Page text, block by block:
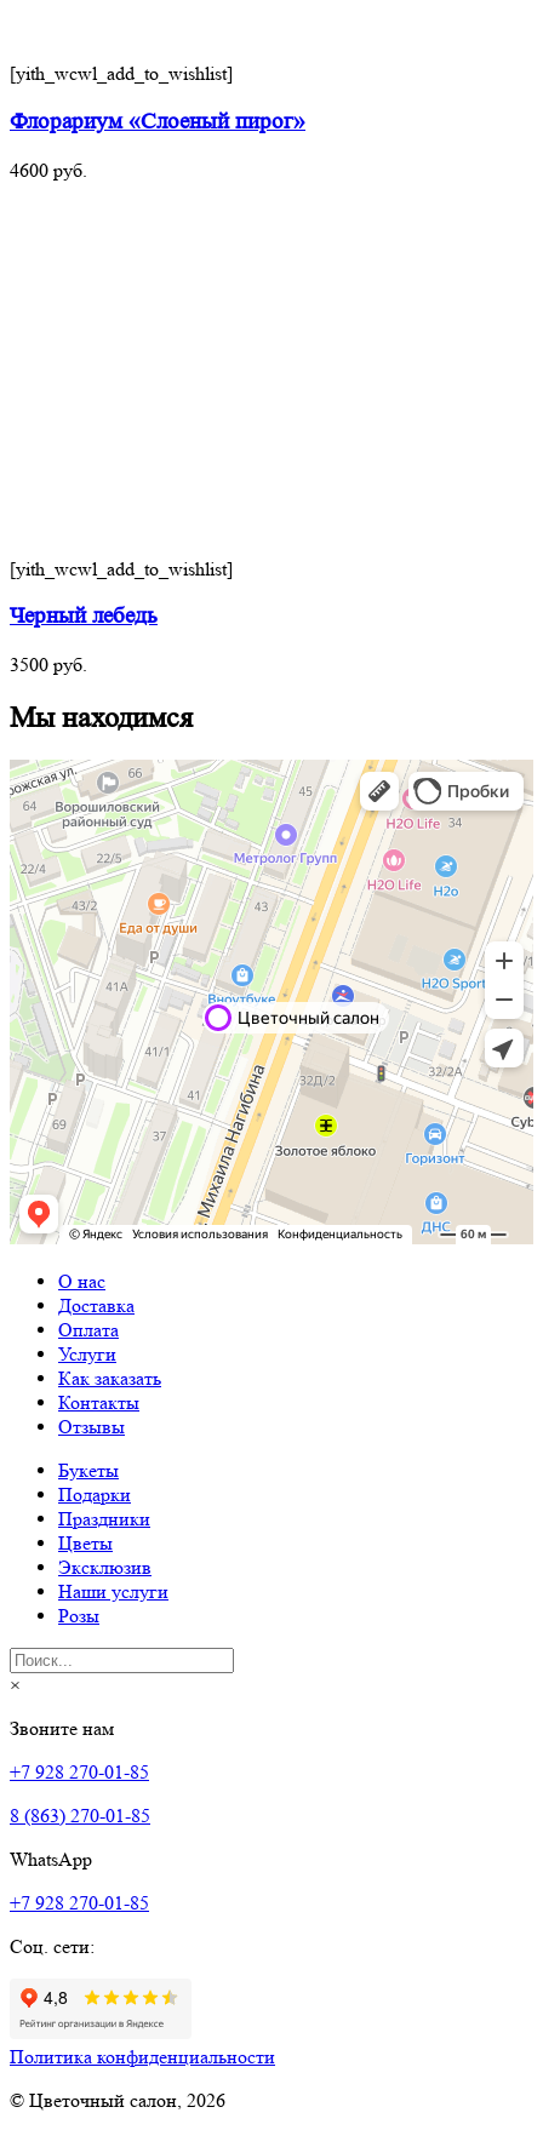
[yith_wcwl_add_to_wishlist]
Флорариум «Слоеный пирог»
4600 руб.
[yith_wcwl_add_to_wishlist]
Черный лебедь
3500 руб.
Мы находимся
О нас
Доставка
Оплата
Услуги
Как заказать
Контакты
Отзывы
Букеты
Подарки
Праздники
Цветы
Эксклюзив
Наши услуги
Розы
×
Звоните нам
+7 928 270-01-85
8 (863) 270-01-85
WhatsApp
+7 928 270-01-85
Соц. сети:
Политика конфиденциальности
© Цветочный салон, 2026